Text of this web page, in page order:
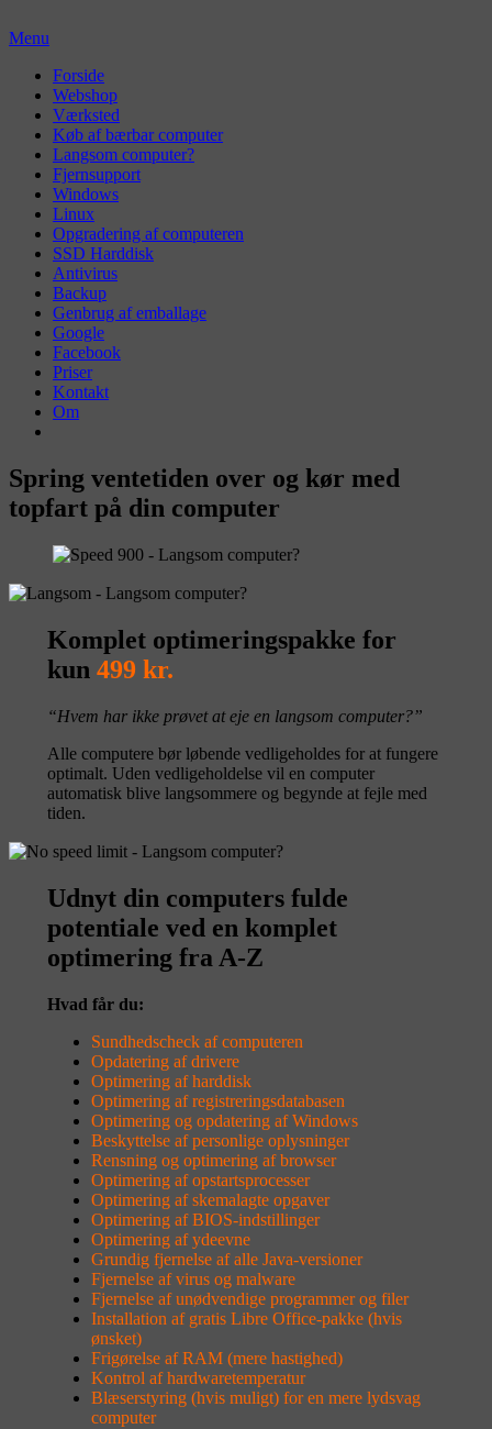
to
Menu
Primær
menu
Forside
Webshop
Værksted
Køb af bærbar computer
Langsom computer?
Fjernsupport
Windows
Linux
Opgradering af computeren
SSD Harddisk
Antivirus
Backup
Genbrug af emballage
Google
Facebook
Priser
Kontakt
Om
Spring ventetiden over og kør med
topfart på din computer
Komplet optimeringspakke for
kun 499 kr.
“Hvem har ikke prøvet at eje en langsom computer?”
Alle computere bør løbende vedligeholdes for at fungere
optimalt. Uden vedligeholdelse vil en computer
automatisk blive langsommere og begynde at fejle med
tiden.
Udnyt din computers fulde
potentiale ved en komplet
optimering fra A-Z
Hvad får du:
Sundhedscheck af computeren
Opdatering af drivere
Optimering af harddisk
Optimering af registreringsdatabasen
Optimering og opdatering af Windows
Beskyttelse af personlige oplysninger
Rensning og optimering af browser
Optimering af opstartsprocesser
Optimering af skemalagte opgaver
Optimering af BIOS-indstillinger
Optimering af ydeevne
Grundig fjernelse af alle Java-versioner
Fjernelse af virus og malware
Fjernelse af unødvendige programmer og filer
Installation af gratis Libre Office-pakke (hvis
ønsket)
Frigørelse af RAM (mere hastighed)
Kontrol af hardwaretemperatur
Blæserstyring (hvis muligt) for en mere lydsvag
computer